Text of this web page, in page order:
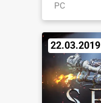
PC
22.03.2019